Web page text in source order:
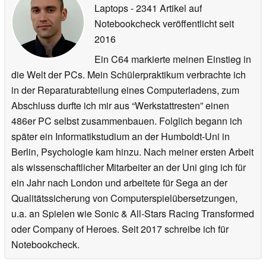
nutzen. Bei Finanzinformationen ist besonders wichtig, dass
Antworten auf aktuellen und verlässlichen Daten basieren. Mit
Bitpanda als Datenquelle können Nutzerinnen und Nutzer über
eustella aktuelle Krypto-Preise in Echtzeit abrufen. Für uns ist das ein
konkreter Anwendungsfall dafür, wie europäische KI-Produkte und
Finanzinfrastruktur sinnvoll zusammenspielen können”, sagt
Christian Trummer, Chief Scientist und Mitgründer von Bitpanda
zu. User erhalten so unabhängige, transparente und in Echtzeit
aktualisierte Kauftipps.
"Mit eustella entsteht ein KI-Agent, der nicht nur berät, sondern für
seine Nutzer:innen handelt - und genau hier entfaltet die Integration
von Geizhals ihren Wert. Unsere über viele Jahre gewachsene Preis-
und Produktdatenbank macht aus jeder Empfehlung eine fundierte,
nachvollziehbare Entscheidung. Diese Partnerschaft ist der Auftakt
für den Ausbau in Richtung Agentic Commerce", sagt Markus Nigl,
Vorstand von Geizhals, einem der führenden Preisvergleiche im
deutschsprachigen Raum.
Laptops- 2341 Artikel auf
Notebookcheck veröffentlichtseit
2016
Ein C64 markierte meinen Einstieg in
die Welt der PCs. Mein Schülerpraktikum verbrachte ich
in der Reparaturabteilung eines Computerladens, zum
Abschluss durfte ich mir aus “Werkstattresten” einen
486er PC selbst zusammenbauen. Folglich begann ich
später ein Informatikstudium an der Humboldt-Uni in
Berlin, Psychologie kam hinzu. Nach meiner ersten Arbeit
als wissenschaftlicher Mitarbeiter an der Uni ging ich für
ein Jahr nach London und arbeitete für Sega an der
Qualitätssicherung von Computerspielübersetzungen,
u.a. an Spielen wie Sonic & All-Stars Racing Transformed
oder Company of Heroes. Seit 2017 schreibe ich für
Notebookcheck.